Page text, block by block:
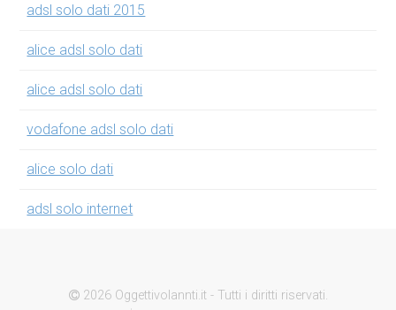
adsl solo dati 2015
alice adsl solo dati
alice adsl solo dati
vodafone adsl solo dati
alice solo dati
adsl solo internet
2026 Oggettivolannti.it - Tutti i diritti riservati.